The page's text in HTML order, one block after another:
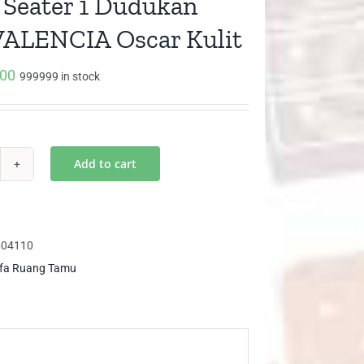
Oscar Kulit
999999 in stock
Add to cart
Ruang Tamu